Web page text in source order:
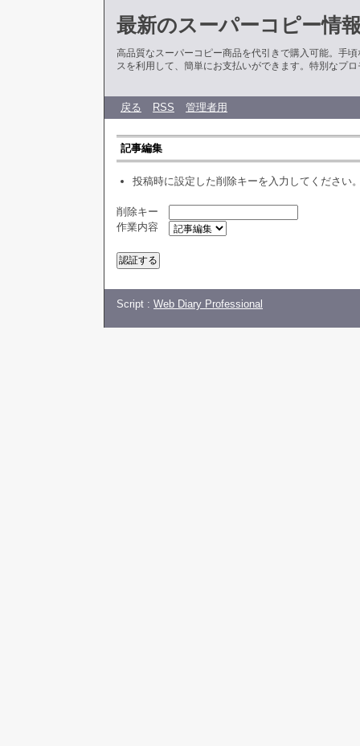
最新のスーパーコピー情
高品質なスーパーコピー商品を代引きで購入可能。手
スを利用して、簡単にお支払いができます。特別なプ
戻る RSS 管理者用
記事編集
投稿時に設定した削除キーを入力してください
削除キー
作業内容
Script : Web Diary Professional